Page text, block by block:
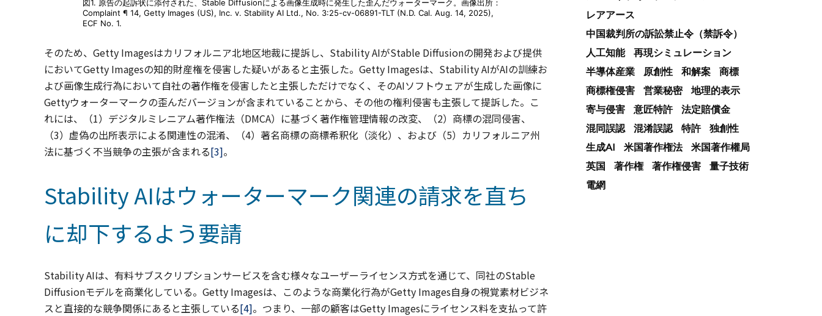
図1. 原告の起訴状に添付された、Stable Diffusionによる画像生成時に発生した歪んだウォーターマーク。画像出所：
Complaint ¶ 14, Getty Images (US), Inc. v. Stability AI Ltd., No. 3:25-cv-06891-TLT (N.D. Cal. Aug. 14, 2025),
ECF No. 1.
そのため、Getty Imagesはカリフォルニア北地区地裁に提訴し、Stability AIがStable Diffusionの開発および提供
においてGetty Imagesの知的財産権を侵害した疑いがあると主張した。Getty Imagesは、Stability AIがAIの訓練お
よび画像生成行為において自社の著作権を侵害したと主張しただけでなく、そのAIソフトウェアが生成した画像に
Gettyウォーターマークの歪んだバージョンが含まれていることから、その他の権利侵害も主張して提訴した。こ
れには、（1）デジタルミレニアム著作権法（DMCA）に基づく著作権管理情報の改変、（2）商標の混同侵害、
（3）虚偽の出所表示による関連性の混淆、（4）著名商標の商標希釈化（淡化）、および（5）カリフォルニア州
法に基づく不当競争の主張が含まれる[3]。
Stability AIはウォーターマーク関連の請求を直ち
に却下するよう要請
Stability AIは、有料サブスクリプションサービスを含む様々なユーザーライセンス方式を通じて、同社のStable
Diffusionモデルを商業化している。Getty Imagesは、このような商業化行為がGetty Images自身の視覚素材ビジネ
スと直接的な競争関係にあると主張している[4]。つまり、一部の顧客はGetty Imagesにライセンス料を支払って許
レアアース
中国裁判所の訴訟禁止令（禁訴令）
人工知能
再現シミュレーション
半導体産業
原創性 和解案
商標
商標権侵害
営業秘密
地理的表示
寄与侵害
意匠特許
法定賠償金
混同誤認
混淆誤認 特許
独創性
生成AI
米国著作権法
米国著作權局
英国
著作権 著作権侵害
量子技術
電網